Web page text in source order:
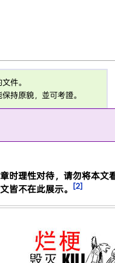
件。
持原貌，並可考證。
时理性对待，请勿将本文
皆不在此展示。
[2]